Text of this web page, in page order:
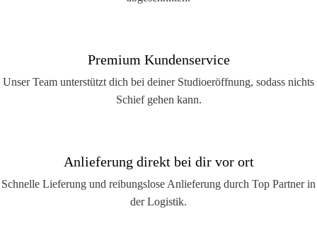
Premium Kundenservice
Unser Team unterstützt dich bei deiner Studioeröffnung, sodass nichts
Schief gehen kann.
Anlieferung direkt bei dir vor ort
Schnelle Lieferung und reibungslose Anlieferung durch Top Partner in
der Logistik.